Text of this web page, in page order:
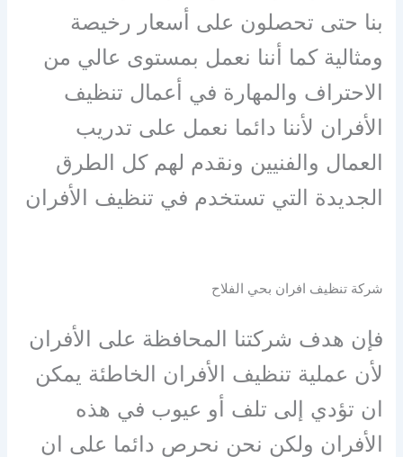
بنا حتى تحصلون على أسعار رخيصة
ومثالية كما أننا نعمل بمستوى عالي من
الاحتراف والمهارة في أعمال تنظيف
الأفران لأننا دائما نعمل على تدريب
العمال والفنيين ونقدم لهم كل الطرق
الجديدة التي تستخدم في تنظيف الأفران
شركة تنظيف افران بحي الفلاح
فإن هدف شركتنا المحافظة على الأفران
لأن عملية تنظيف الأفران الخاطئة يمكن
ان تؤدي إلى تلف أو عيوب في هذه
الأفران ولكن نحن نحرص دائما على ان